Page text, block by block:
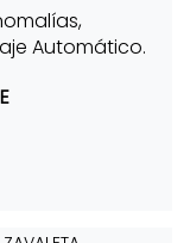
Automático.